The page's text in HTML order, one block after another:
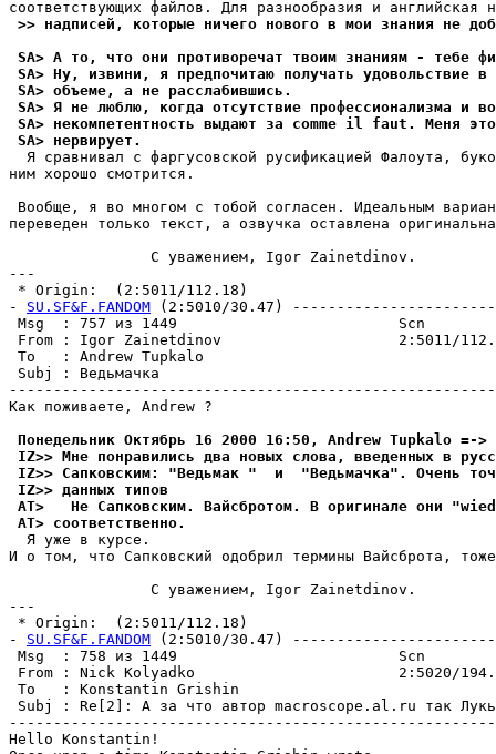
>> надписей, которые ничего нового в мои знания не
SA> А то, что они противоречат твоим знаниям - тебе
SA> Ну, извини, я предпочитаю получать удовольствие в
SA> объеме, а не расслабившись.
SA> Я не люблю, когда отсутствие профессионализма и
SA> некомпетентность выдают за comme il faut. Меня это
SA> нервирует.
Я сравнивал с фаргусовской русификацией Фалоута,
ним хорошо смотрится.
Вообще, я во многом с тобой согласен. Идеальным
переведен только текст, а озвучка оставлена
                C уважением, Igor Zainetdinov.
---
* Origin:  (2:5011/112.18)
- SU.SF&F.FANDOM (2:5010/30.47)
Msg  : 757 из 1449
From : Igor Zainetdinov                    2:5011/
To   : Andrew Tupkalo
Subj :
Как поживаете, Andrew ?
Понедельник Октябрь 16 2000 16:50, Andrew Tupkalo
IZ>> Мне понравились два новых слова, введенных в
IZ>> Сапковским: "Ведьмак "  и  "Ведьмачка". Очень
IZ>> данных типов
AT>   Не Сапковским. Вайсбpотом. В оригинале они
AT> соответственно.
  Я уже в курсе.
И о том, что Сапковский одобрил термины Вайсброта,
                C уважением, Igor Zainetdinov.
---
* Origin:  (2:5011/112.18)
- SU.SF&F.FANDOM (2:5010/30.47)
Msg  : 758 из 1449
From : Nick Kolyadko                       2:5020/
To   : Konstantin Grishin
Subj : Re[2]: А за что автор macroscope.al.ru
Hello Konstantin!